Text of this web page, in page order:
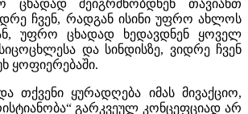
ცხადად შეიგრძნობდნენ თავიანთ
ჩვენ, რადგან ისინი უფრო ახლოს
უფრო ცხადად ხედავდნენ ყოველ
და სინდისზე, ვიდრე ჩვენ
ყოფიერებაში.
თქვენი ყურადღება იმას მივაქციო,
გარკვეულ კონცეფციად არ